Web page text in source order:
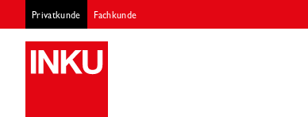
Privatkunde Fachkunde